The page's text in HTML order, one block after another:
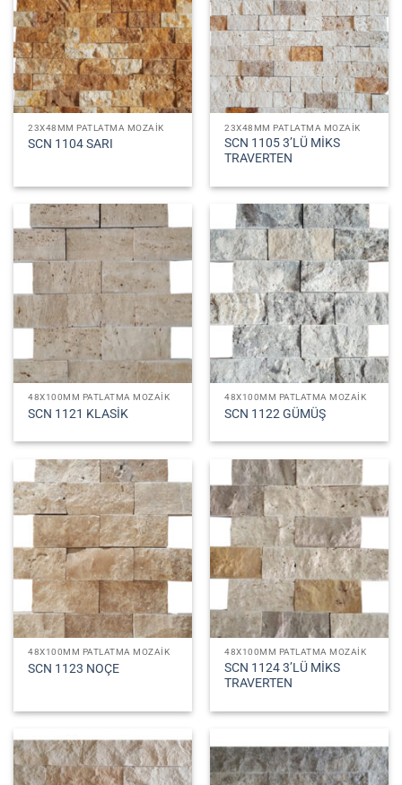
23X48MM PATLATMA MOZAIK
SCN 1104 SARI
23X48MM PATLATMA MOZAIK
SCN 1105 3’LÜ MİKS
TRAVERTEN
48X100MM PATLATMA MOZAIK
SCN 1121 KLASİK
48X100MM PATLATMA MOZAIK
SCN 1122 GÜMÜŞ
48X100MM PATLATMA MOZAIK
SCN 1123 NOÇE
48X100MM PATLATMA MOZAIK
SCN 1124 3’LÜ MİKS
TRAVERTEN